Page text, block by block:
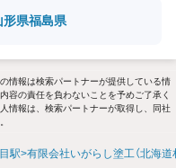
形県福島県
情報は検索パートナーが提供している情
容の責任を負わないことを予めご了承く
情報は、検索パートナーが取得し、同社
駅 有限会社いがらし塗工（北海